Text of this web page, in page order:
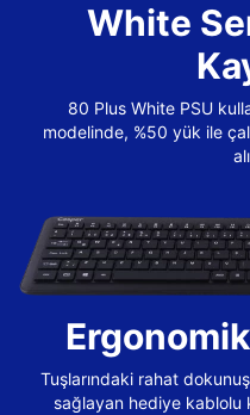
White
80 Plus White PSU
modelinde, %50 yük ile
Tuşlarındaki rahat
sağlayan hediye kablolu